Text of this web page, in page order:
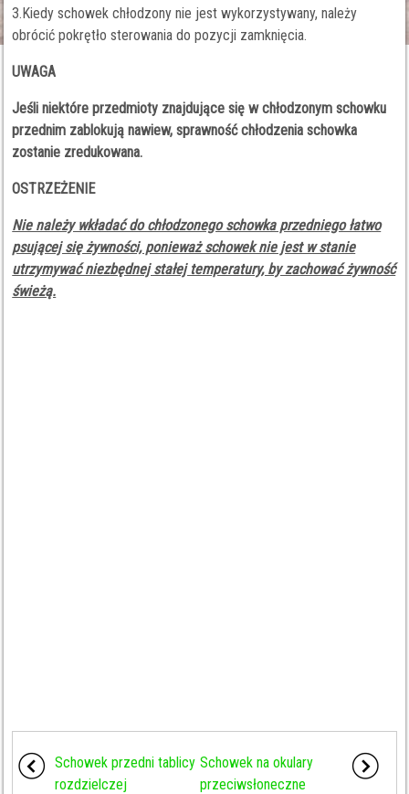
3.Kiedy schowek chłodzony nie jest wykorzystywany, należy
obrócić pokrętło sterowania do pozycji zamknięcia.
UWAGA
Jeśli niektóre przedmioty znajdujące się w chłodzonym schowku
przednim zablokują nawiew, sprawność chłodzenia schowka
zostanie zredukowana.
OSTRZEŻENIE
Nie należy wkładać do chłodzonego schowka przedniego łatwo
psującej się żywności, ponieważ schowek nie jest w stanie
utrzymywać niezbędnej stałej temperatury, by zachować żywność
świeżą.
Schowek przedni tablicy
rozdzielczej
Schowek na okulary
przeciwsłoneczne